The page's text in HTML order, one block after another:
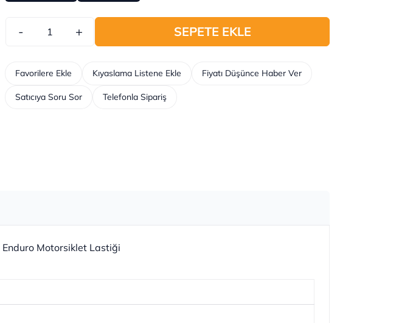
- + SEPETE EKLE
Telefonla Sipariş
Kıyaslama Listene Ekle
Favorilere Ekle Fiyatı Düşünce Haber Ver
Satıcıya Soru Sor
Motorsiklet Lastiği